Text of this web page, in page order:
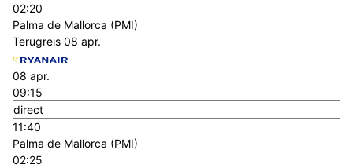
02:20
Palma de Mallorca (PMI)
Terugreis 08 apr.
08 apr.
09:15
direct
11:40
Palma de Mallorca (PMI)
02:25